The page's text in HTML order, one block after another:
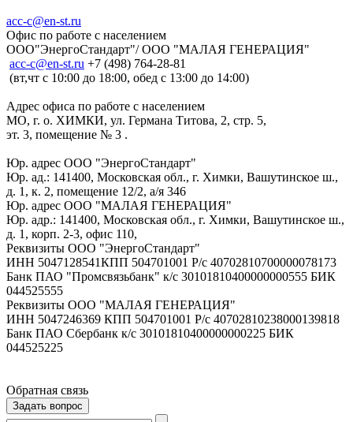
acc-c@en-st.ru
Офис по работе с населением
ООО"ЭнергоСтандарт"/ ООО "МАЛАЯ ГЕНЕРАЦИЯ"
асс-с@en-st.ru +7 (498) 764-28-81
(вт,чт с 10:00 до 18:00, обед с 13:00 до 14:00)
Адрес офиса по работе с населением
МО, г. о. ХИМКИ, ул. Германа Титова, 2, стр. 5,
эт. 3, помещение № 3 .
Юр. адрес ООО "ЭнергоСтандарт"
Юр. ад.: 141400, Московская обл., г. Химки, Вашутинское ш.,
д. 1, к. 2, помещение 12/2, а/я 346
Юр. адрес ООО "МАЛАЯ ГЕНЕРАЦИЯ"
Юр. адр.: 141400, Московская обл., г. Химки, Вашутинское ш.,
д. 1, корп. 2-3, офис 110,
Реквизиты ООО "ЭнергоСтандарт"
ИНН 5047128541КПП 504701001 Р/с 40702810700000078173
Банк ПАО "Промсвязьбанк" к/с 30101810400000000555 БИК
044525555
Реквизиты ООО "МАЛАЯ ГЕНЕРАЦИЯ"
ИНН 5047246369 КПП 504701001 Р/с 40702810238000139818
Банк ПАО Сбербанк к/с 30101810400000000225 БИК
044525225
Обратная связь
Задать вопрос